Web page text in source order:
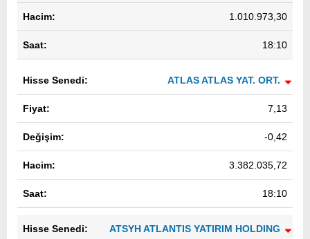
1.010.973,30
18:10
ATLAS ATLAS YAT. ORT.
7,13
-0,42
3.382.035,72
18:10
ATSYH ATLANTIS YATIRIM HOLDING